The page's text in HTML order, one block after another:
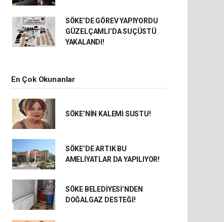
SÖKE’DE GÖREV YAPIYORDU
GÜZELÇAMLI’DA SUÇÜSTÜ
YAKALANDI!
En Çok Okunanlar
SÖKE’NİN KALEMİ SUSTU!
SÖKE’DE ARTIK BU
AMELİYATLAR DA YAPILIYOR!
SÖKE BELEDİYESİ’NDEN
DOĞALGAZ DESTEĞİ!